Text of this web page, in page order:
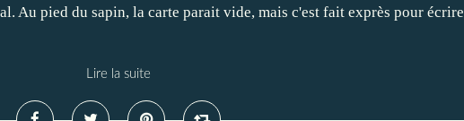
Au pied du sapin, la carte parait vide, mais c'est fait exprès pour écrire
Lire la suite